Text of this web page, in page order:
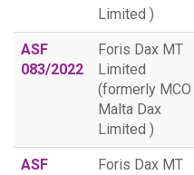
Limited )
ASF
083/2022
Foris Dax MT
Limited
(formerly MCO
Malta Dax
Limited )
ASF
Foris Dax MT